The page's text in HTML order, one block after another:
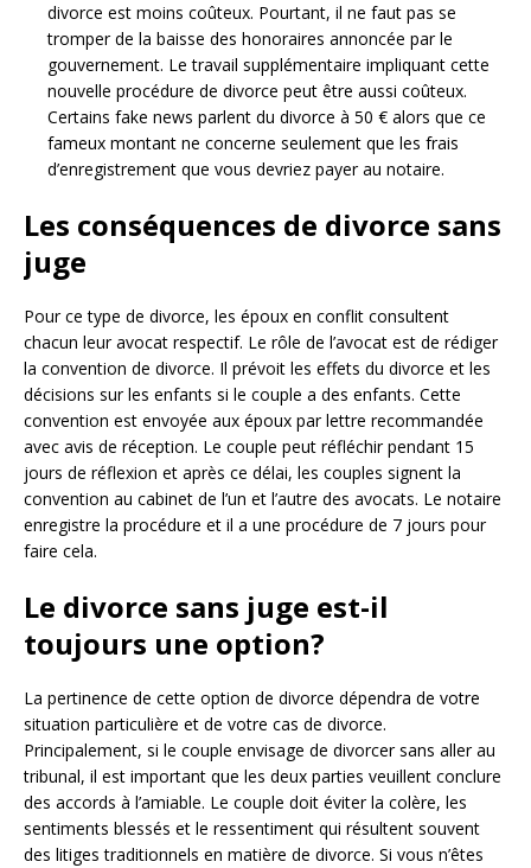
divorce est moins coûteux. Pourtant, il ne faut pas se
tromper de la baisse des honoraires annoncée par le
gouvernement. Le travail supplémentaire impliquant cette
nouvelle procédure de divorce peut être aussi coûteux.
Certains fake news parlent du divorce à 50 € alors que ce
fameux montant ne concerne seulement que les frais
d’enregistrement que vous devriez payer au notaire.
Les conséquences de divorce sans
juge
Pour ce type de divorce, les époux en conflit consultent
chacun leur avocat respectif. Le rôle de l’avocat est de rédiger
la convention de divorce. Il prévoit les effets du divorce et les
décisions sur les enfants si le couple a des enfants. Cette
convention est envoyée aux époux par lettre recommandée
avec avis de réception. Le couple peut réfléchir pendant 15
jours de réflexion et après ce délai, les couples signent la
convention au cabinet de l’un et l’autre des avocats. Le notaire
enregistre la procédure et il a une procédure de 7 jours pour
faire cela.
Le divorce sans juge est-il
toujours une option?
La pertinence de cette option de divorce dépendra de votre
situation particulière et de votre cas de divorce.
Principalement, si le couple envisage de divorcer sans aller au
tribunal, il est important que les deux parties veuillent conclure
des accords à l’amiable. Le couple doit éviter la colère, les
sentiments blessés et le ressentiment qui résultent souvent
des litiges traditionnels en matière de divorce. Si vous n’êtes